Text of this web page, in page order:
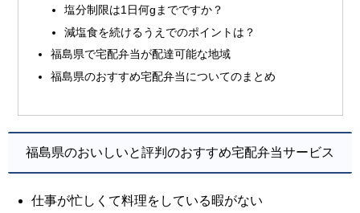
塩分制限は1日何gまでですか？
減塩食を続けるうえでのポイントは？
福島県で宅配弁当が配達可能な地域
福島県のおすすめ宅配弁当についてのまとめ
福島県のおいしいと評判のおすすめ宅配弁当サービス
仕事が忙しくて料理をしている暇がない